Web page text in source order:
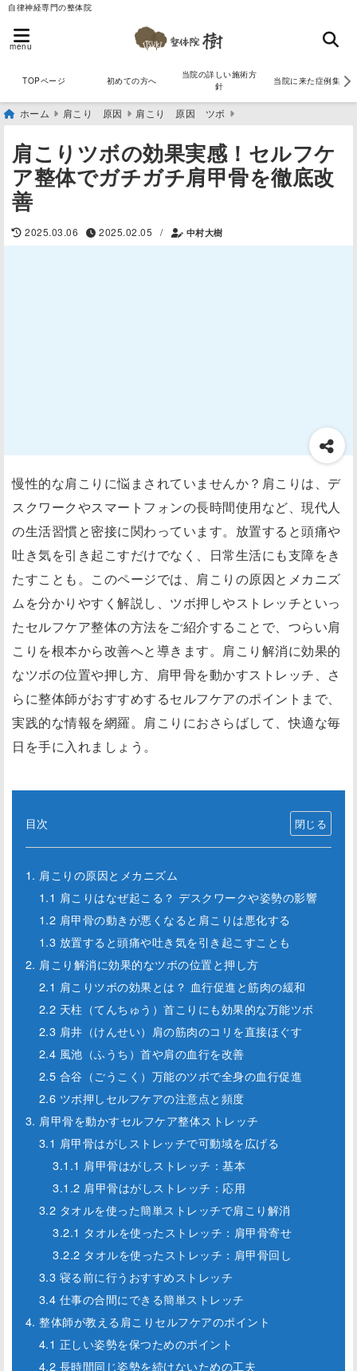
自律神経専門の整体院
menu
TOPページ 初めての方へ
当院の詳しい施術方
針
当院に来た症例集
ホーム 肩こり 原因 肩こり 原因 ツボ
肩こりツボの効果実感！セルフケ
ア整体でガチガチ肩甲骨を徹底改
善
2025.03.06 2025.02.05 / 中村大樹
慢性的な肩こりに悩まされていませんか？肩こりは、デ
スクワークやスマートフォンの長時間使用など、現代人
の生活習慣と密接に関わっています。放置すると頭痛や
吐き気を引き起こすだけでなく、日常生活にも支障をき
たすことも。このページでは、肩こりの原因とメカニズ
ムを分かりやすく解説し、ツボ押しやストレッチといっ
たセルフケア整体の方法をご紹介することで、つらい肩
こりを根本から改善へと導きます。肩こり解消に効果的
なツボの位置や押し方、肩甲骨を動かすストレッチ、さ
らに整体師がおすすめするセルフケアのポイントまで、
実践的な情報を網羅。肩こりにおさらばして、快適な毎
日を手に入れましょう。
目次
1. 肩こりの原因とメカニズム
1.1 肩こりはなぜ起こる？ デスクワークや姿勢の影響
1.2 肩甲骨の動きが悪くなると肩こりは悪化する
1.3 放置すると頭痛や吐き気を引き起こすことも
2. 肩こり解消に効果的なツボの位置と押し方
2.1 肩こりツボの効果とは？ 血行促進と筋肉の緩和
2.2 天柱（てんちゅう）首こりにも効果的な万能ツボ
2.3 肩井（けんせい）肩の筋肉のコリを直接ほぐす
2.4 風池（ふうち）首や肩の血行を改善
2.5 合谷（ごうこく）万能のツボで全身の血行促進
2.6 ツボ押しセルフケアの注意点と頻度
3. 肩甲骨を動かすセルフケア整体ストレッチ
3.1 肩甲骨はがしストレッチで可動域を広げる
3.1.1 肩甲骨はがしストレッチ：基本
3.1.2 肩甲骨はがしストレッチ：応用
3.2 タオルを使った簡単ストレッチで肩こり解消
3.2.1 タオルを使ったストレッチ：肩甲骨寄せ
3.2.2 タオルを使ったストレッチ：肩甲骨回し
3.3 寝る前に行うおすすめストレッチ
3.4 仕事の合間にできる簡単ストレッチ
4. 整体師が教える肩こりセルフケアのポイント
4.1 正しい姿勢を保つためのポイント
4.2 長時間同じ姿勢を続けないための工夫